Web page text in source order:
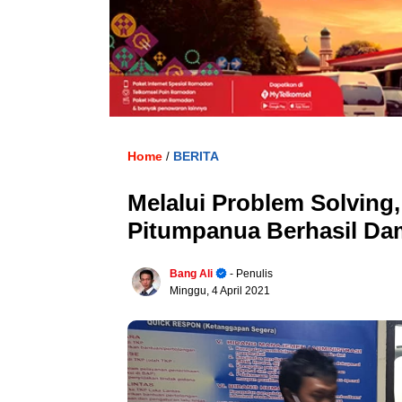
Home / BERITA
Melalui Problem
Pitumpanua Berhasil
Bang Ali
- Penulis
Minggu, 4 April 2021